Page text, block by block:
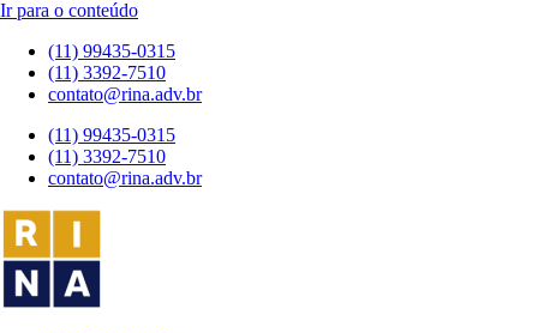
Ir para o conteúdo
(11) 99435-0315
(11) 3392-7510
contato@rina.adv.br
(11) 99435-0315
(11) 3392-7510
contato@rina.adv.br